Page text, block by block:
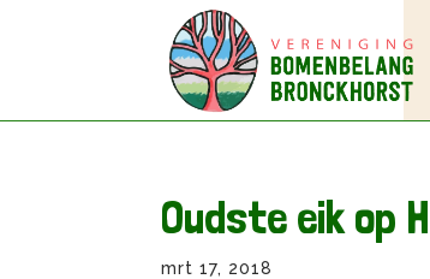
Oudste eik op
mrt 17, 2018